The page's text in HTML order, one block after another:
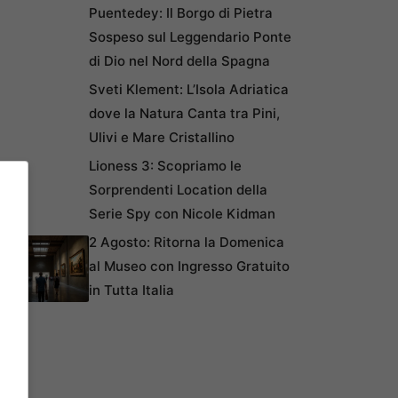
Puentedey: Il Borgo di Pietra
Sospeso sul Leggendario Ponte
di Dio nel Nord della Spagna
Sveti Klement: L’Isola Adriatica
dove la Natura Canta tra Pini,
Ulivi e Mare Cristallino
Lioness 3: Scopriamo le
Sorprendenti Location della
Serie Spy con Nicole Kidman
2 Agosto: Ritorna la Domenica
al Museo con Ingresso Gratuito
in Tutta Italia